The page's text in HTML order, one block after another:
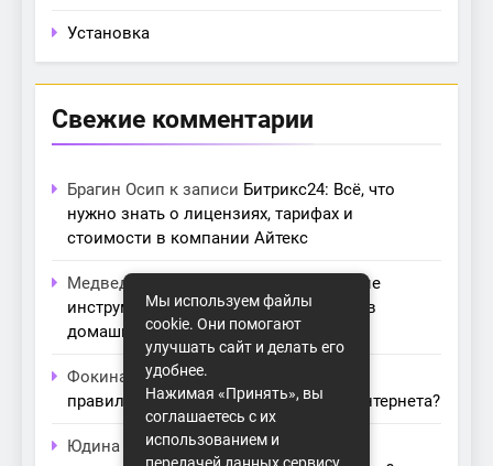
Установка
Свежие комментарии
Брагин Осип к записи Битрикс24: Всё, что
нужно знать о лицензиях, тарифах и
стоимости в компании Айтекс
Медведева Амалия
Основные
инструменты для создания серверов в
домашних условиях
Фокина Невак записи
правильный модем для домашнего интернета?
Юдина Ивонак записиПроблемы с
Мы используем файлы
cookie. Они помогают
улучшать сайт и делать его
удобнее.
Нажимая «Принять», вы
соглашаетесь с их
использованием и